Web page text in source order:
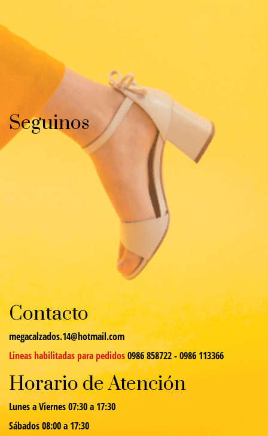
Seguinos
Contacto
megacalzados.14@hotmail.com
Lineas habilitadas para pedidos0986 858722 - 0986 113366
Horario de Atención
Lunes a Viernes 07:30 a 17:30
Sábados 08:00 a 17:30